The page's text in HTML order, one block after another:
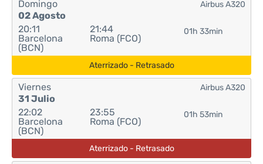
Domingo
02 Agosto
20:11
Barcelona
(BCN)
21:44
Roma (FCO)
01h 33min
Airbus A320
Aterrizado - Retrasado
Viernes
31 Julio
22:02
Barcelona
(BCN)
23:55
Roma (FCO)
01h 53min
Airbus A320
Aterrizado - Retrasado